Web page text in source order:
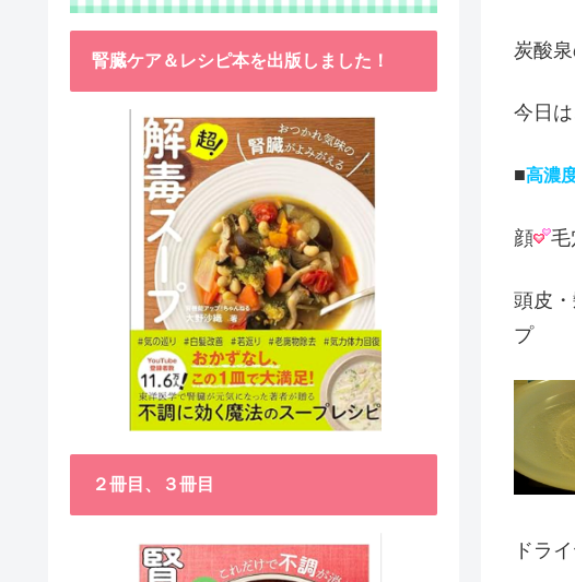
炭酸
今日
■高濃
顔 毛
頭皮
プ
ドラ
腎臓ケア＆レシピ本を出版しました！
２冊目、３冊目